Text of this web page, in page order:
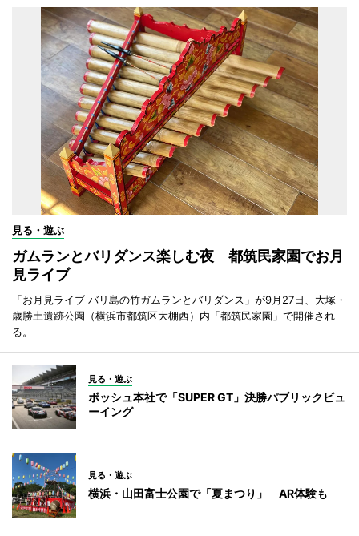
見る・遊ぶ
ガムランとバリダンス楽しむ夜 都筑民家園でお月
見ライブ
「お月見ライブ バリ島の竹ガムランとバリダンス」が9月27日、大塚・
歳勝土遺跡公園（横浜市都筑区大棚西）内「都筑民家園」で開催され
る。
見る・遊ぶ
ボッシュ本社で「SUPER GT」決勝パブリックビュ
ーイング
見る・遊ぶ
横浜・山田富士公園で「夏まつり」 AR体験も